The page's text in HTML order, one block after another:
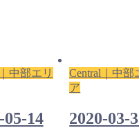
中部エリ
05-14
Central｜中部
ア
2020-03-